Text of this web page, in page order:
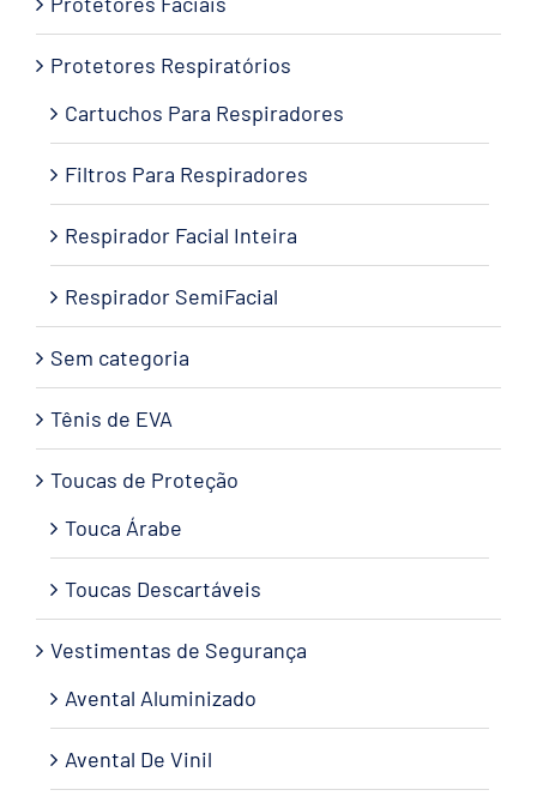
Protetores Respiratórios
Cartuchos Para Respiradores
Filtros Para Respiradores
Respirador Facial Inteira
Respirador SemiFacial
Sem categoria
Tênis de EVA
Toucas de Proteção
Touca Árabe
Toucas Descartáveis
Vestimentas de Segurança
Avental Aluminizado
Avental De Vinil